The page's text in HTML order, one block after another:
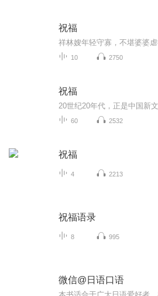
祝福
10 2750
祝福
60 2532
祝福
4 2213
祝福语录
8 995
微信@日语口语